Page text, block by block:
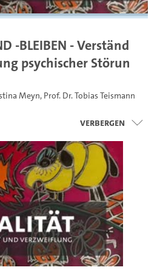
-BLEIBEN - Verständ
psychischer Störun
Meyn, Prof. Dr. Tobias Teismann
Verbergen